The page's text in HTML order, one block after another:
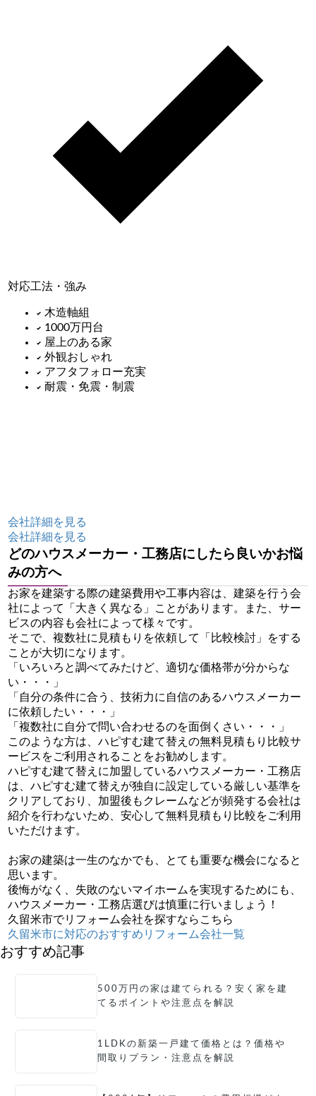
対応工法・強み
木造軸組
1000万円台
屋上のある家
外観おしゃれ
アフタフォロー充実
耐震・免震・制震
会社詳細を見る
会社詳細を見る
どのハウスメーカー・工務店にしたら良いかお悩
みの方へ
お家を建築する際の建築費用や工事内容は、建築を行う会
社によって「大きく異なる」ことがあります。また、サー
ビスの内容も会社によって様々です。
そこで、複数社に見積もりを依頼して「比較検討」をする
ことが大切になります。
「いろいろと調べてみたけど、適切な価格帯が分からな
い・・・」
「自分の条件に合う、技術力に自信のあるハウスメーカー
に依頼したい・・・」
「複数社に自分で問い合わせるのを面倒くさい・・・」
このような方は、ハピすむ建て替えの無料見積もり比較サ
ービスをご利用されることをお勧めします。
ハピすむ建て替えに加盟しているハウスメーカー・工務店
は、ハピすむ建て替えが独自に設定している厳しい基準を
クリアしており、加盟後もクレームなどが頻発する会社は
紹介を行わないため、安心して無料見積もり比較をご利用
いただけます。
お家の建築は一生のなかでも、とても重要な機会になると
思います。
後悔がなく、失敗のないマイホームを実現するためにも、
ハウスメーカー・工務店選びは慎重に行いましょう！
久留米市でリフォーム会社を探すならこちら
久留米市に対応のおすすめリフォーム会社一覧
おすすめ記事
500万円の家は建てられる？安く家を建
てるポイントや注意点を解説
1LDKの新築一戸建て価格とは？価格や
間取りプラン・注意点を解説